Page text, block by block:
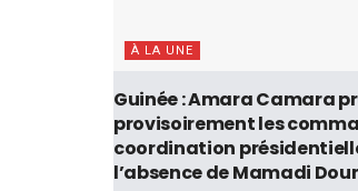
À LA UNE
Guinée : Amara Camara
provisoirement les
coordination
l’absence de Mamadi